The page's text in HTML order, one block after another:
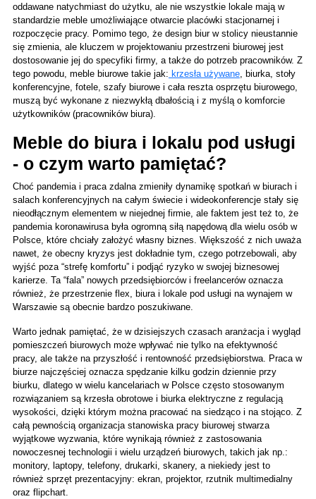
oddawane natychmiast do użytku, ale nie wszystkie lokale mają w
standardzie meble umożliwiające otwarcie placówki stacjonarnej i
rozpoczęcie pracy. Pomimo tego, że design biur w stolicy nieustannie
się zmienia, ale kluczem w projektowaniu przestrzeni biurowej jest
dostosowanie jej do specyfiki firmy, a także do potrzeb pracowników. Z
tego powodu, meble biurowe takie jak: krzesła używane, biurka, stoły
konferencyjne, fotele, szafy biurowe i cała reszta osprzętu biurowego,
muszą być wykonane z niezwykłą dbałością i z myślą o komforcie
użytkowników (pracowników biura).
Meble do biura i lokalu pod usługi
- o czym warto pamiętać?
Choć pandemia i praca zdalna zmieniły dynamikę spotkań w biurach i
salach konferencyjnych na całym świecie i wideokonferencje stały się
nieodłącznym elementem w niejednej firmie, ale faktem jest też to, że
pandemia koronawirusa była ogromną siłą napędową dla wielu osób w
Polsce, które chciały założyć własny biznes. Większość z nich uważa
nawet, że obecny kryzys jest dokładnie tym, czego potrzebowali, aby
wyjść poza “strefę komfortu” i podjąć ryzyko w swojej biznesowej
karierze. Ta “fala” nowych przedsiębiorców i freelancerów oznacza
również, że przestrzenie flex, biura i lokale pod usługi na wynajem w
Warszawie są obecnie bardzo poszukiwane.
Warto jednak pamiętać, że w dzisiejszych czasach aranżacja i wygląd
pomieszczeń biurowych może wpływać nie tylko na efektywność
pracy, ale także na przyszłość i rentowność przedsiębiorstwa. Praca w
biurze najczęściej oznacza spędzanie kilku godzin dziennie przy
biurku, dlatego w wielu kancelariach w Polsce często stosowanym
rozwiązaniem są krzesła obrotowe i biurka elektryczne z regulacją
wysokości, dzięki którym można pracować na siedząco i na stojąco. Z
całą pewnością organizacja stanowiska pracy biurowej stwarza
wyjątkowe wyzwania, które wynikają również z zastosowania
nowoczesnej technologii i wielu urządzeń biurowych, takich jak np.:
monitory, laptopy, telefony, drukarki, skanery, a niekiedy jest to
również sprzęt prezentacyjny: ekran, projektor, rzutnik multimedialny
oraz flipchart.